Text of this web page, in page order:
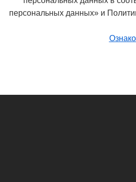
персональных данных» и